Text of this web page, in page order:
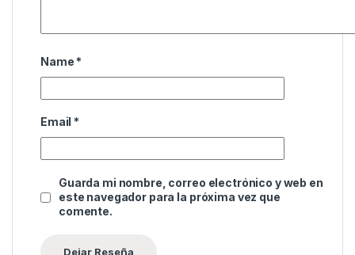
Name *
Email *
Guarda mi nombre, correo electrónico y web en
este navegador para la próxima vez que
comente.